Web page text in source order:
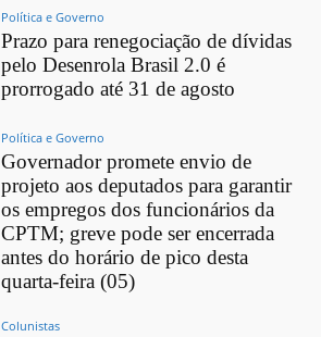
Política e Governo
Prazo para renegociação de dívidas
pelo Desenrola Brasil 2.0 é
prorrogado até 31 de agosto
Política e Governo
Governador promete envio de
projeto aos deputados para garantir
os empregos dos funcionários da
CPTM; greve pode ser encerrada
antes do horário de pico desta
quarta-feira (05)
Colunistas